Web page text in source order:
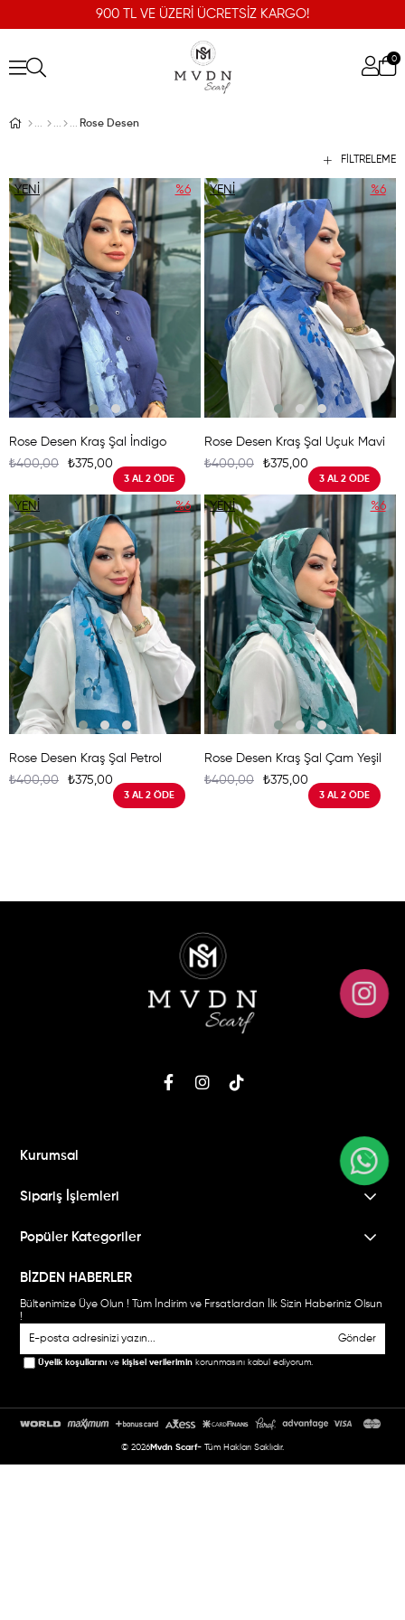
900 TL VE ÜZERİ ÜCRETSİZ KARGO!
0
Rose Desen
FILTRELEME
Rose Desen Kraş Şal İndigo
₺375,00
₺400,00
3 AL 2 ÖDE
%6
YENI
ÜRÜN
Rose Desen Kraş Şal Uçuk Mavi
₺375,00
₺400,00
3 AL 2 ÖDE
%6
YENI
ÜRÜN
Rose Desen Kraş Şal Petrol
₺375,00
₺400,00
3 AL 2 ÖDE
%6
YENI
ÜRÜN
Rose Desen Kraş Şal Çam Yeşil
₺375,00
₺400,00
3 AL 2 ÖDE
%6
YENI
ÜRÜN
Kurumsal
Sipariş İşlemleri
Popüler Kategoriler
BİZDEN HABERLER
Bültenimize Üye Olun ! Tüm İndirim ve Fırsatlardan İlk Sizin Haberiniz Olsun
!
Gönder
Üyelik koşullarını ve kişisel verilerimin korunmasını kabul ediyorum.
© 2026 Mvdn Scarf- Tüm Hakları Saklıdır.